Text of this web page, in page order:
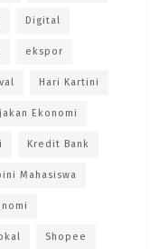
Digital
ekspor
Hari Kartini
Ekonomi
Kredit Bank
Mahasiswa
Shopee